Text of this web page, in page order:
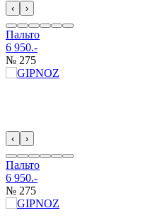
‹ ›
Пальто
6 950.-
№ 275
‹ ›
Пальто
6 950.-
№ 275